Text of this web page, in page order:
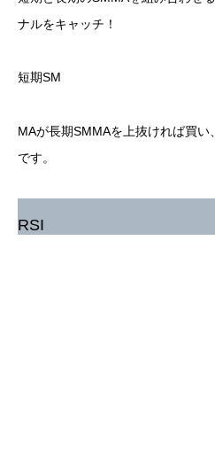
ナルをキャッチ！
短期SM
MAが長期SMMAを上抜ければ買
です。
RSI